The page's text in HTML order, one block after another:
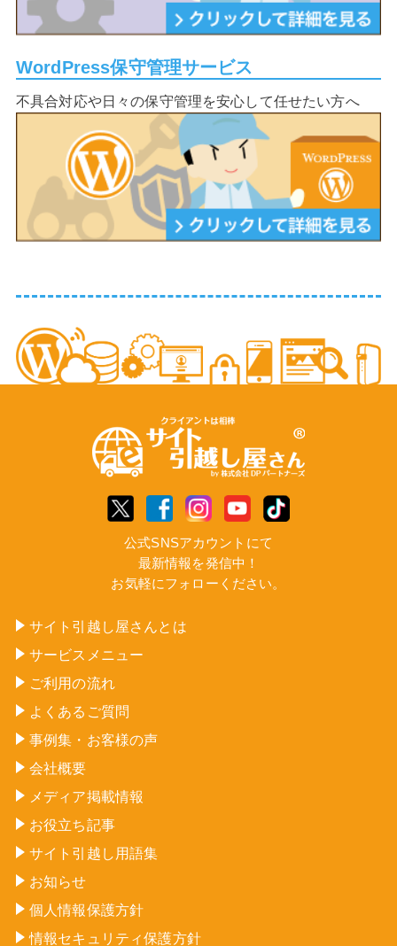
WordPress保守管理サービス
不具合対応や日々の保守管理を安心して任せたい方へ
公式SNSアカウントにて
最新情報を発信中！
お気軽にフォローください。
サイト引越し屋さんとは
サービスメニュー
ご利用の流れ
よくあるご質問
事例集・お客様の声
会社概要
メディア掲載情報
お役立ち記事
サイト引越し用語集
お知らせ
個人情報保護方針
情報セキュリティ保護方針